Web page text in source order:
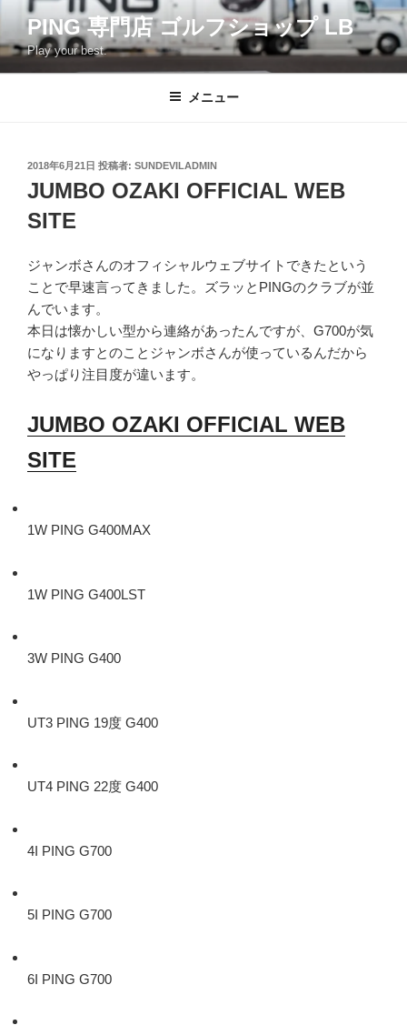
テ
ン
PING 専門店 ゴルフショップ LB
Play your best.
メニュー
投
稿
日:
2018年6月21日 投稿者: SUNDEVILADMIN
JUMBO OZAKI OFFICIAL WEB
SITE
ジャンボさんのオフィシャルウェブサイトできたという
ことで早速言ってきました。ズラッとPINGのクラブが並
んでいます。
本日は懐かしい型から連絡があったんですが、G700が気
になりますとのことジャンボさんが使っているんだから
やっぱり注目度が違います。
JUMBO OZAKI OFFICIAL WEB
SITE
1W PING G400MAX
1W PING G400LST
3W PING G400
UT3 PING 19度 G400
UT4 PING 22度 G400
4I PING G700
5I PING G700
6I PING G700